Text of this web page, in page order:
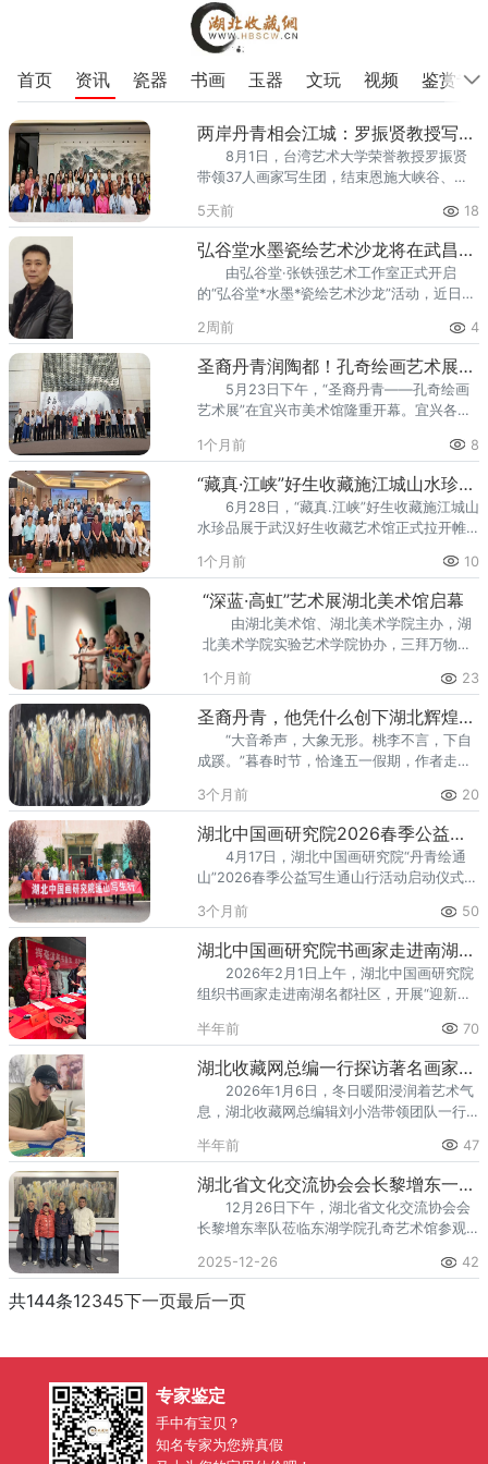
首页 资讯 瓷器 书画 玉器 文玩 视频 鉴赏专
两岸丹青相会江城：罗振贤教授写生团到访施江城画室交流
8月1日，台湾艺术大学荣誉教授罗振贤
带领37人画家写生团，结束恩施大峡谷、张
名山水画家施江城先生画室，开展两岸书画
艺术座谈，交流山水画创作心得。整场交流
氛围轻松融洽，两岸书画家围绕山水写生创
作、传统笔墨传承、江河题材表达以及当代
国画发展等议题深入探讨，现场观摩原作画
作、分享创作感悟。众人以笔墨为纽带，联
结两岸同源的中华书画文脉，深化两岸艺术
领域交流互动，助力传
5天前 18
弘谷堂水墨瓷绘艺术沙龙将在武昌盛启
由弘谷堂·张铁强艺术工作室正式开启
的“弘谷堂*水墨*瓷绘艺术沙龙”活动，近日将
依托湖北中国画研究院学术平台，以正统水
墨为根、瓷绘匠心为脉，构建纸本水墨、陶
瓷彩绘双线艺术体系，以小圈层、高精度、
封闭式闭门雅集模式，设立创作研修与高端
鉴藏双轨会员席位，诚迎艺界同道、研修学
人、资深藏家共探东方艺境。此次水墨瓷绘
艺术沙龙由画家张铁强主持，孔奇、钟鸣、
尹世顺、余建明、游
2周前 4
圣裔丹青润陶都！孔奇绘画艺术展在宜兴市美术馆盛大启幕
5月23日下午，“圣裔丹青——孔奇绘画
艺术展”在宜兴市美术馆隆重开幕。宜兴各界
堂，共赏丹青佳作，共赴这场融汇传统文脉
与当代新意的艺术盛会。本次展览落地徐悲
鸿先生故乡宜兴，恰逢徐悲鸿诞辰130周年重
要节点，以艺术展览致敬先贤风骨，传承革
新求索的艺术精神，极具纪念与传承意义。
孔奇为孔子第七十五代裔孙，当代知名艺术
大家。其师从卢沉、周思聪、冯法祀、戴泽
等名家，拥有硕士
1个月前 8
“藏真·江峡”好生收藏施江城山水珍品展在汉隆重开幕
6月28日，“藏真.江峡”好生收藏施江城山
水珍品展于武汉好生收藏艺术馆正式拉开帷
画院、武汉市楚汉收藏品有限公司、湖北省
中国画学会联合主办，湖北省收藏家协会书
画研究院、好生收藏艺术馆共同承办。开幕
式现场名家云集。湖北省收藏家协会理事长
陈锋，湖北省收藏家协会副理事长、书画研
究院院长张好生，湖北书画院常务副院长罗
彬，副院长张军，湖北美术学院教授、湖北
省中国画学会会长
1个月前 10
“深蓝·高虹”艺术展湖北美术馆启幕
由湖北美术馆、湖北美术学院主办，湖
北美术学院实验艺术学院协办，三拜万物艺
6月25日在湖北美术馆开幕。本次展览依托
湖北美术馆重点学术品牌“学院空间”落地呈
现，立足“根植学理、开拓创新”的学术定
位，系统梳理艺术家高虹的跨媒介创作脉
络，集中展示其多年来围绕生命、记忆与存
在展开的实验艺术探索。作为湖北美术馆深
耕多年的品牌项目，“学院空间”持续聚焦高
校当代艺术的
1个月前 23
圣裔丹青，他凭什么创下湖北辉煌记录——实力派画家孔奇的艺术人生
“大音希声，大象无形。桃李不言，下自
成蹊。”暮春时节，恰逢五一假期，作者走进
十六岁的孔奇伏案运笔，见有人来，缓缓起
身，笑容温和。习近平总书记指出：“文艺创
作方法有一百条、一千条，但最根本、最关
键、最牢靠的办法是扎根人民、扎根生
活。”当下艺术圈喧嚣浮躁，总有人甘坐冷板
凳、沉心深耕——他们，正是新时代文艺工
作者的使命担当。放眼湖北画坛，有这样一
位独特存在：孔子
3个月前 20
湖北中国画研究院2026春季公益写生通山行活动圆满启幕
4月17日，湖北中国画研究院“丹青绘通
山”2026春季公益写生通山行活动启动仪式，
此次活动作为湖北中国画研究院艺术赋能乡
村振兴年度工作计划的核心板块，以画笔为
媒、以丹青为介，组织艺术家深入基层、扎
根乡土，用笔墨描绘乡村新貌，以艺术赋能
乡村振兴，奏响了通山文旅与文化艺术融合
发展的新篇章。启动仪式现场氛围热烈，通
山县文联主席苏海率先发表致辞。他全面介
绍了通山县得天
3个月前 50
湖北中国画研究院书画家走进南湖名都送春联
2026年2月1日上午，湖北中国画研究院
组织书画家走进南湖名都社区，开展“迎新
传情，为社区居民送上新春美好祝福，让浓
浓年味浸润邻里之间。湖北中国画研究院终
身荣誉院长孔奇、院长张铁强、常务副院长
张礼杰、艺委会副主任郝玉国、花鸟画创研
室主任万学刚等书画家出席活动；南湖名都
社区书记尤谦组织社区工作人员、物业工作
人员及社区书法爱好者共同参与。活动现场
墨香四溢、暖意融
半年前 70
湖北收藏网总编一行探访著名画家张礼杰艺术中心
2026年1月6日，冬日暖阳浸润着艺术气
息，湖北收藏网总编辑刘小浩带领团队一行
兼具鉴赏价值与交流意义的文化探访之旅。
此次活动以书画为桥，深化收藏界与艺术界
的沟通联动，为荆楚文化传承与艺术收藏生
态发展注入新活力。步入艺术中心，墨香萦
绕间尽显艺术底蕴：墙面错落悬挂着张礼杰
先生不同时期的代表作，既有入选2024年度
湖北省美术创作重点项目扶持工程的国画
《汉上风华》，以
半年前 47
湖北省文化交流协会会长黎增东一行莅临东湖学院孔奇艺术馆参观交流
12月26日下午，湖北省文化交流协会会
长黎增东率队莅临东湖学院孔奇艺术馆参观
与交流新路径。东湖学院相关负责人陪同参
观，并与考察团开展深入交流。步入孔奇艺
术馆，一幅幅笔墨精妙、意境悠远的艺术作
听作品创作背景、艺术手法与文化内核的讲
解，不时驻足细赏、交
2025-12-26 42
共144条12345下一页最后一页
专家鉴定
手中有宝贝？
知名专家为您辨真假